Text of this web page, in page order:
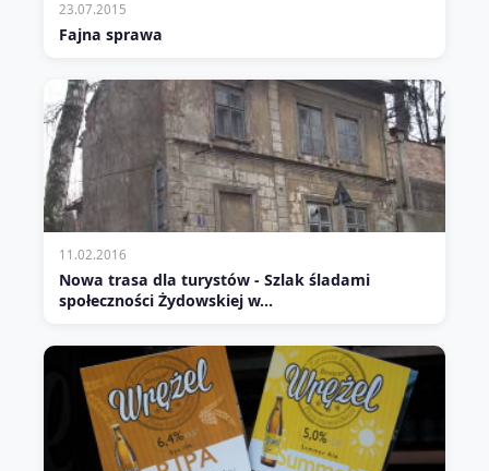
23.07.2015
Fajna sprawa
11.02.2016
Nowa trasa dla turystów - Szlak śladami
społeczności Żydowskiej w…